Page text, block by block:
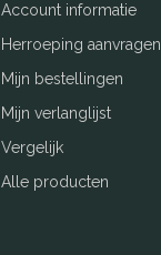
Account informatie
Herroeping aanvragen
Mijn bestellingen
Mijn verlanglijst
Vergelijk
Alle producten